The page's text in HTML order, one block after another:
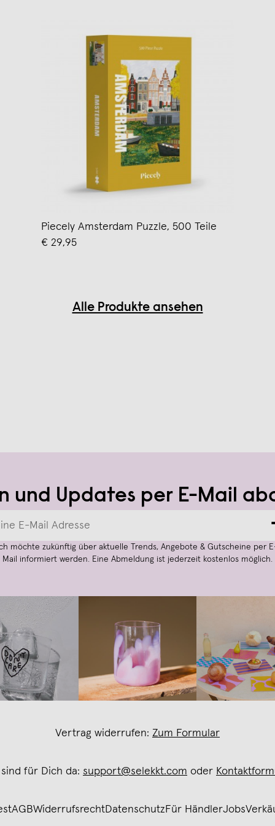
Piecely Amsterdam Puzzle, 500 Teile
€ 29,95
Alle Produkte ansehen
und Updates per E-Mail
möchte zukünftig über aktuelle Trends, Angebote & Gutscheine per
Mail informiert werden. Eine Abmeldung ist jederzeit kostenlos möglich.
Vertrag widerrufen: Zum Formular
für Dich da: support@selekkt.com oder
AGBWiderrufsrechtDatenschutzFür HändlerJobs